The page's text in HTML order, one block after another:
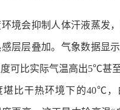
会抑制人体汗液蒸发，
层层叠加。气象数据显
度可比实际气温高出5℃
堪比干热环境下的40℃，